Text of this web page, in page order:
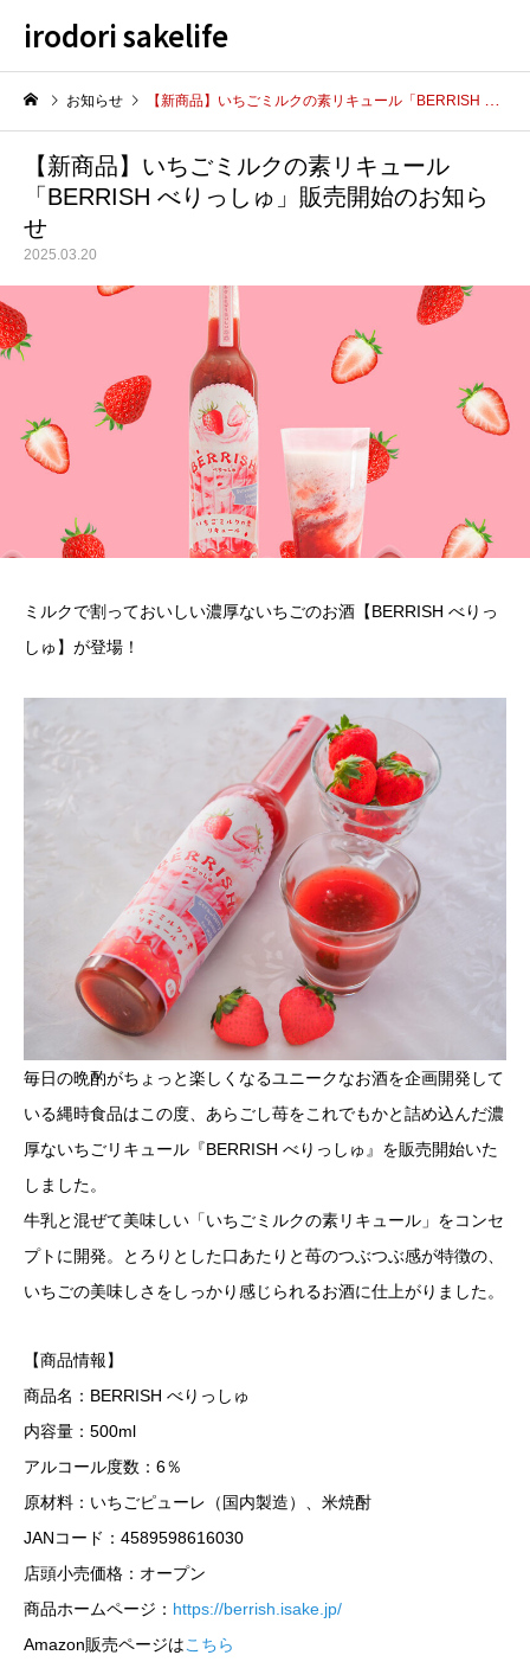
irodori sakelife
お知らせ 【新商品】いちごミルクの素リキュール「BERRISH べりっしゅ」販売開始のお知らせ
【新商品】いちごミルクの素リキュール
「BERRISH べりっしゅ」販売開始のお知ら
せ
2025.03.20
ミルクで割っておいしい濃厚ないちごのお酒【BERRISH べりっ
しゅ】が登場！
毎日の晩酌がちょっと楽しくなるユニークなお酒を企画開発して
いる縄時食品はこの度、あらごし苺をこれでもかと詰め込んだ濃
厚ないちごリキュール『BERRISH べりっしゅ』を販売開始いた
しました。
牛乳と混ぜて美味しい「いちごミルクの素リキュール」をコンセ
プトに開発。とろりとした口あたりと苺のつぶつぶ感が特徴の、
いちごの美味しさをしっかり感じられるお酒に仕上がりました。
【商品情報】
商品名：BERRISH べりっしゅ
内容量：500ml
アルコール度数：6％
原材料：いちごピューレ（国内製造）、米焼酎
JANコード：4589598616030
店頭小売価格：オープン
商品ホームページ： https://berrish.isake.jp/
Amazon販売ページはこちら